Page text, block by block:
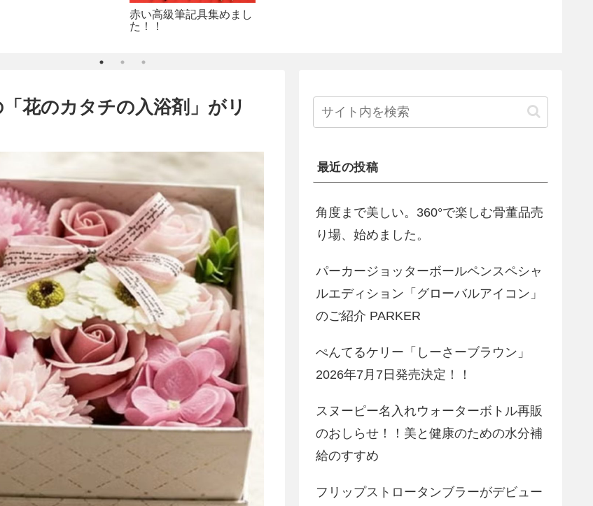
赤い高級筆記具集めまし
た！！
花のカタチの入浴剤」がリ
最近の投稿
角度まで美しい。360°で楽しむ骨董品売
り場、始めました。
パーカージョッターボールペンスペシャ
ルエディション「グローバルアイコン」
のご紹介 PARKER
ぺんてるケリー「しーさーブラウン」
2026年7月7日発売決定！！
スヌーピー名入れウォーターボトル再販
のおしらせ！！美と健康のための水分補
給のすすめ
フリップストロータンブラーがデビュー